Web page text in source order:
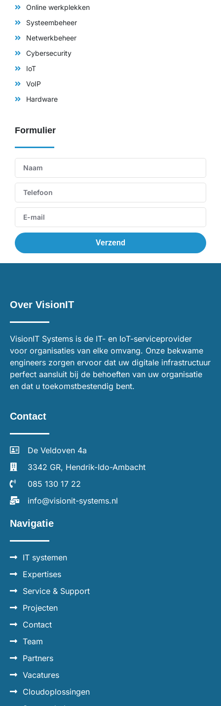
Online werkplekken
Systeembeheer
Netwerkbeheer
Cybersecurity
IoT
VoIP
Hardware
Formulier
Verzend
Over VisionIT
VisionIT Systems is de IT- en IoT-serviceprovider
voor organisaties van elke omvang. Onze bekwame
engineers zorgen ervoor dat uw digitale infrastructuur
perfect aansluit bij de behoeften van uw organisatie
en dat u toekomstbestendig bent.
Contact
De Veldoven 4a
3342 GR, Hendrik-Ido-Ambacht
085 130 17 22
info@visionit-systems.nl
Navigatie
IT systemen
Expertises
Service & Support
Projecten
Contact
Team
Partners
Vacatures
Cloudoplossingen